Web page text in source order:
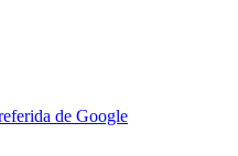
de Google